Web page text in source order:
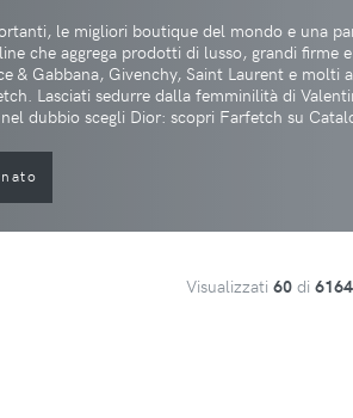
le migliori boutique del mondo e una
che aggrega prodotti di lusso, grandi firme
& Gabbana, Givenchy, Saint Laurent e
Lasciati sedurre dalla femminilità di
dubbio scegli Dior: scopri Farfetch su
Visualizzati 60 di 6164